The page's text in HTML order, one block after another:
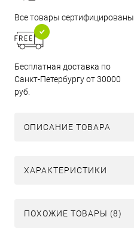
Все товары сертифицированы
Бесплатная доставка по
Санкт-Петербургу от 30000
руб.
ОПИСАНИЕ ТОВАРА
ХАРАКТЕРИСТИКИ
ПОХОЖИЕ ТОВАРЫ (8)